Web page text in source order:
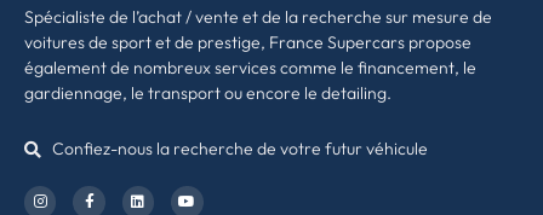
Spécialiste de l’achat / vente et de la recherche sur mesure de
voitures de sport et de prestige, France Supercars propose
également de nombreux services comme le financement, le
gardiennage, le transport ou encore le detailing.
Confiez-nous la recherche de votre futur véhicule